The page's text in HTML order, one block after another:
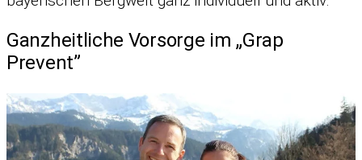
Ganzheitliche Vorsorge im „Grap
Prevent”